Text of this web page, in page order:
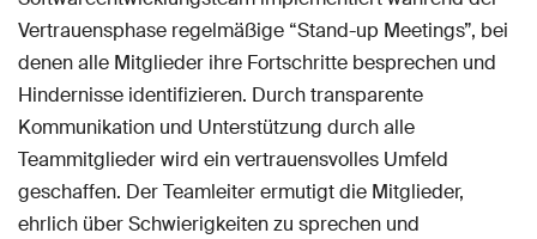
Vertrauensphase regelmäßige “Stand-up Meetings”, bei
denen alle Mitglieder ihre Fortschritte besprechen und
Hindernisse identifizieren. Durch transparente
Kommunikation und Unterstützung durch alle
Teammitglieder wird ein vertrauensvolles Umfeld
geschaffen. Der Teamleiter ermutigt die Mitglieder,
ehrlich über Schwierigkeiten zu sprechen und